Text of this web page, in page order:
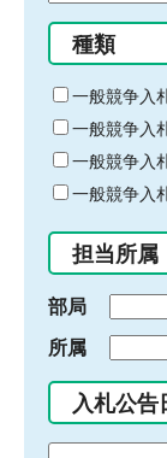
る
キ
ー
ワ
ー
ド
入
力
種類
一般競争入
一般競争入
一般競争入
一般競争入
担当所属
部局
所属
入札公告